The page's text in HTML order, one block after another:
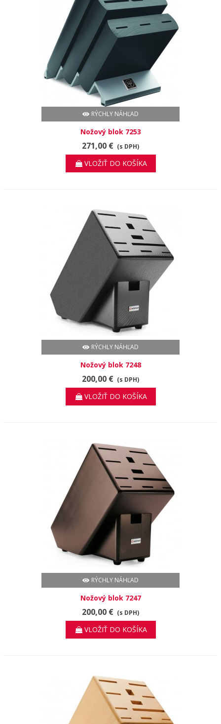
RÝCHLY NÁHĽAD
Nožový blok 7253
271,00 € (s DPH)
VLOŽIŤ DO KOŠÍKA
RÝCHLY NÁHĽAD
Nožový blok 7248
200,00 € (s DPH)
VLOŽIŤ DO KOŠÍKA
RÝCHLY NÁHĽAD
Nožový blok 7247
200,00 € (s DPH)
VLOŽIŤ DO KOŠÍKA